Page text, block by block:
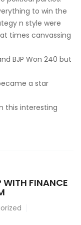
to win the
n style were
times canvassing
BJP Won 240 but
a star
this interesting
WITH FINANCE